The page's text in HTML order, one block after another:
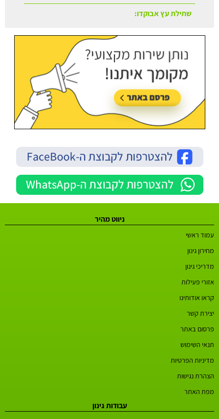
ניווט מהיר
עמוד ראשי
מחירון גינון
מדריכי גינון
אזורי פעילות
קראו אודותינו
יצירת קשר
פרסום באתר
תנאי השימוש
מדיניות הפרטיות
הצהרת נגישות
מפת האתר
עבודות גינון